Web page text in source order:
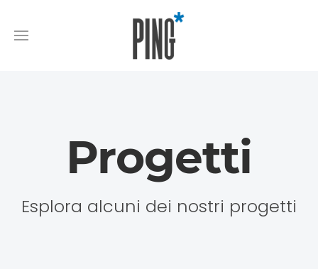
Progetti
Esplora alcuni dei nostri progetti